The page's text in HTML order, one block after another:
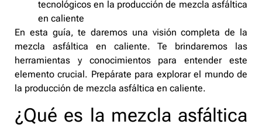
tecnológicos en la producción de mezcla asfáltica
en caliente
En esta guía, te daremos una visión completa de la
mezcla asfáltica en caliente. Te brindaremos las
herramientas y conocimientos para entender este
elemento crucial. Prepárate para explorar el mundo de
la producción de mezcla asfáltica en caliente.
¿Qué es la mezcla asfáltica